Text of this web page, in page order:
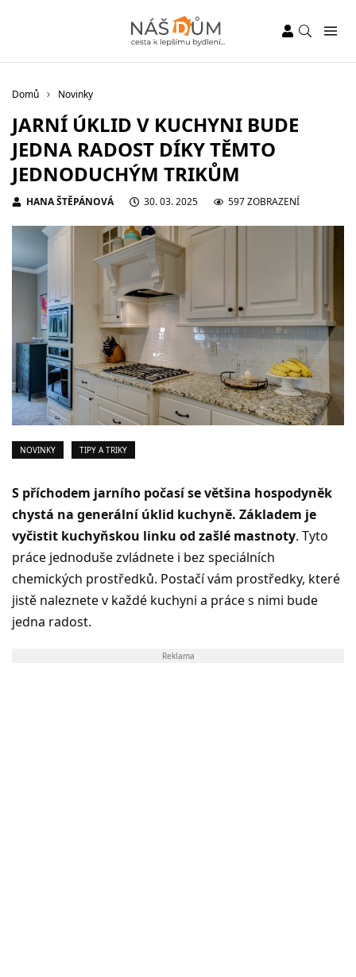
Domů Novinky
JARNÍ ÚKLID V KUCHYNI BUDE
JEDNA RADOST DÍKY TĚMTO
JEDNODUCHÝM TRIKŮM
HANA ŠTĚPÁNOVÁ 30. 03. 2025 597 ZOBRAZENÍ
NOVINKY TIPY A TRIKY
S příchodem jarního počasí se většina hospodyněk
chystá na generální úklid kuchyně. Základem je
vyčistit kuchyňskou linku od zašlé mastnoty. Tyto
práce jednoduše zvládnete i bez speciálních
chemických prostředků. Postačí vám prostředky, které
jistě naleznete v každé kuchyni a práce s nimi bude
jedna radost.
Reklama